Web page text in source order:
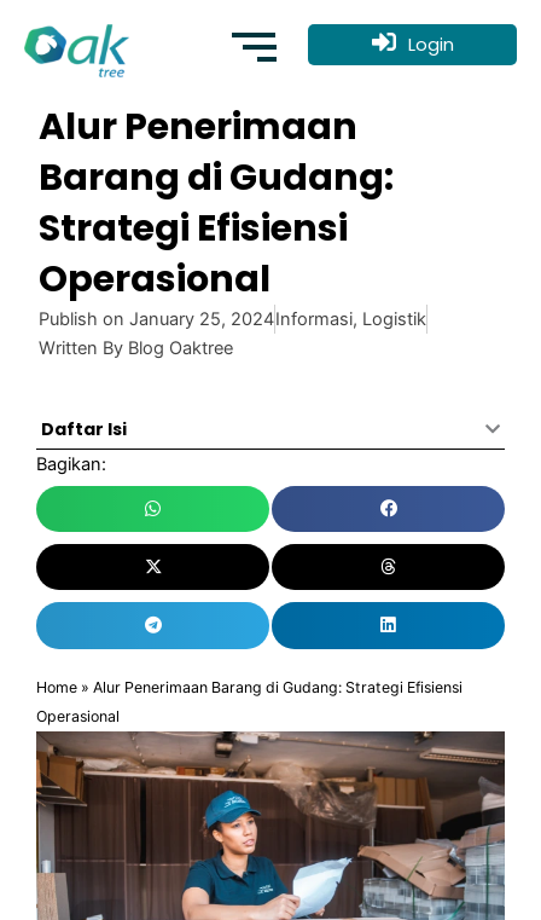
content
Login
Alur Penerimaan
Barang di Gudang:
Strategi Efisiensi
Operasional
Publish on January 25, 2024Informasi, Logistik
Written By Blog Oaktree
Daftar Isi
Bagikan:
Home » Alur Penerimaan Barang di Gudang: Strategi Efisiensi
Operasional